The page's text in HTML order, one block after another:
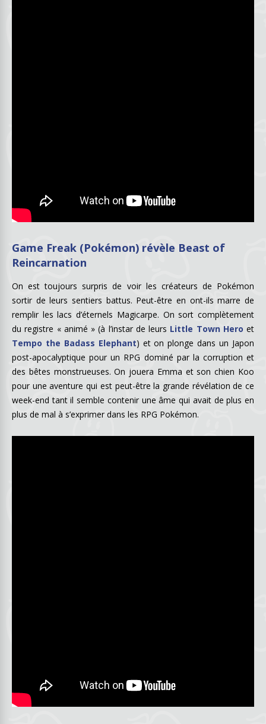
Game Freak (Pokémon) révèle Beast of
Reincarnation
On est toujours surpris de voir les créateurs de Pokémon
sortir de leurs sentiers battus. Peut-être en ont-ils marre de
remplir les lacs d’éternels Magicarpe. On sort complètement
du registre « animé » (à l’instar de leurs Little Town Hero et
Tempo the Badass Elephant) et on plonge dans un Japon
post-apocalyptique pour un RPG dominé par la corruption et
des bêtes monstrueuses. On jouera Emma et son chien Koo
pour une aventure qui est peut-être la grande révélation de ce
week-end tant il semble contenir une âme qui avait de plus en
plus de mal à s’exprimer dans les RPG Pokémon.